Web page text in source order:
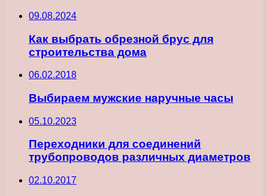
09.08.2024
Как выбрать обрезной брус для
строительства дома
06.02.2018
Выбираем мужские наручные часы
05.10.2023
Переходники для соединений
трубопроводов различных диаметров
02.10.2017